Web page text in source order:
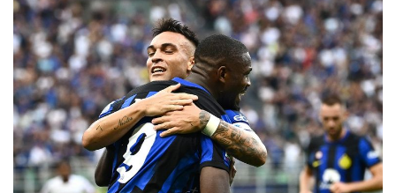
KOTA
BANDAR
LAMPUNG
METRO
PESAWARAN
TANGGAMUS
DPRD
PROVINSI
DPRD
KOTA
BANDAR
LAMPUNG
DPRD
METRO
LAMPUNG
SUMSEL
BANTEN
JAWAB
BARAT